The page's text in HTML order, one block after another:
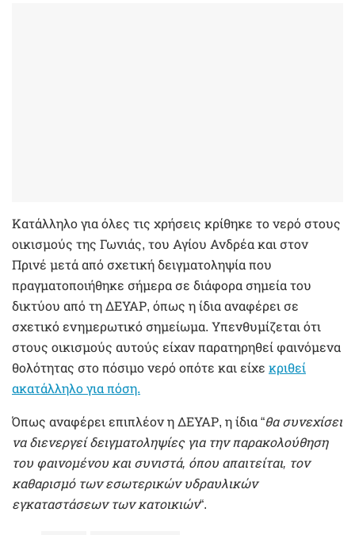
Κατάλληλο για όλες τις χρήσεις κρίθηκε το νερό στους
οικισμούς της Γωνιάς, του Αγίου Ανδρέα και στον
Πρινέ μετά από σχετική δειγματοληψία που
πραγματοποιήθηκε σήμερα σε διάφορα σημεία του
δικτύου από τη ΔΕΥΑΡ, όπως η ίδια αναφέρει σε
σχετικό ενημερωτικό σημείωμα. Υπενθυμίζεται ότι
στους οικισμούς αυτούς είχαν παρατηρηθεί φαινόμενα
θολότητας στο πόσιμο νερό οπότε και είχε κριθεί
ακατάλληλο για πόση.
Όπως αναφέρει επιπλέον η ΔΕΥΑΡ, η ίδια “θα συνεχίσει
να διενεργεί δειγματοληψίες για την παρακολούθηση
του φαινομένου και συνιστά, όπου απαιτείται, τον
καθαρισμό των εσωτερικών υδραυλικών
εγκαταστάσεων των κατοικιών“.